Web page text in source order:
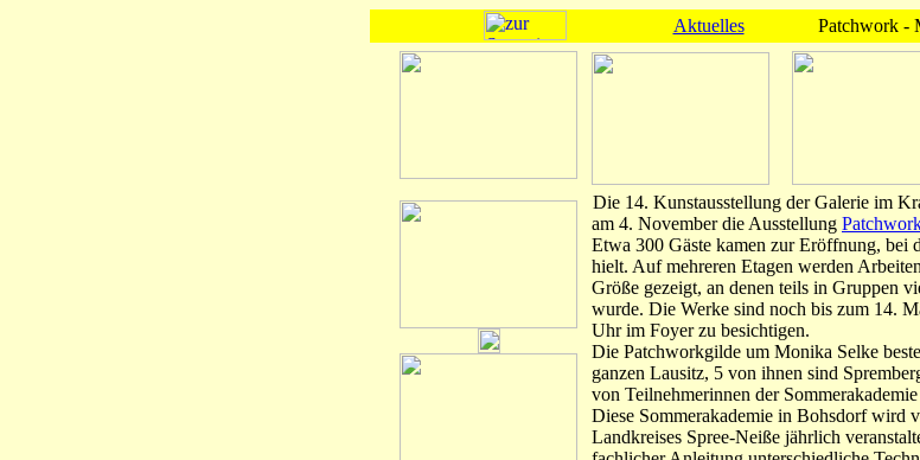
Aktuelles Patchwork -
Die 14. Kunstausstellung der Galerie im
am 4. November die Ausstellung
Etwa 300 Gäste kamen zur Eröffnung, bei
hielt. Auf mehreren Etagen werden
Größe gezeigt, an denen teils in Gruppen
wurde. Die Werke sind noch bis zum 14.
Uhr im Foyer zu besichtigen.
Die Patchworkgilde um Monika Selke
ganzen Lausitz, 5 von ihnen sind
von Teilnehmerinnen der
Diese Sommerakademie in Bohsdorf wird
Landkreises Spree-Neiße jährlich